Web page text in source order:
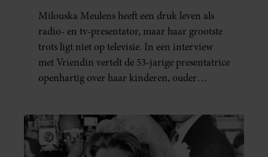
Milouska Meulens heeft een druk leven als
radio- en tv-presentator, maar haar grootste
trots ligt niet op televisie. In een interview
met Vriendin vertelt de 53-jarige presentatrice
openhartig over haar kinderen, ouder
welke levenslessen haar vandaag de dag het
meest bezighouden.